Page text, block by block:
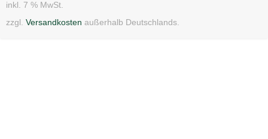
inkl. 7 % MwSt.
zzgl. Versandkosten außerhalb Deutschlands.